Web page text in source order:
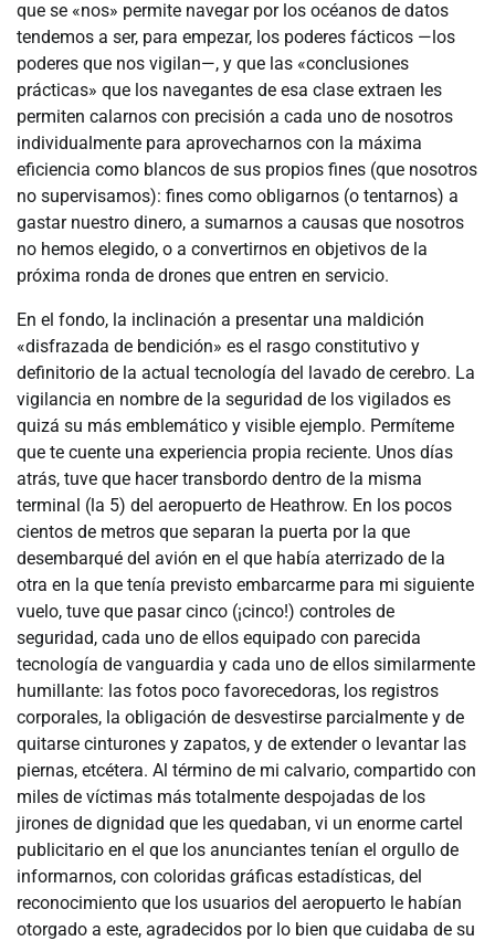
que se «nos» permite navegar por los océanos de datos
tendemos a ser, para empezar, los poderes fácticos —los
poderes que nos vigilan—, y que las «conclusiones
prácticas» que los navegantes de esa clase extraen les
permiten calarnos con precisión a cada uno de nosotros
individualmente para aprovecharnos con la máxima
eficiencia como blancos de sus propios fines (que nosotros
no supervisamos): fines como obligarnos (o tentarnos) a
gastar nuestro dinero, a sumarnos a causas que nosotros
no hemos elegido, o a convertirnos en objetivos de la
próxima ronda de drones que entren en servicio.
En el fondo, la inclinación a presentar una maldición
«disfrazada de bendición» es el rasgo constitutivo y
definitorio de la actual tecnología del lavado de cerebro. La
vigilancia en nombre de la seguridad de los vigilados es
quizá su más emblemático y visible ejemplo. Permíteme
que te cuente una experiencia propia reciente. Unos días
atrás, tuve que hacer transbordo dentro de la misma
terminal (la 5) del aeropuerto de Heathrow. En los pocos
cientos de metros que separan la puerta por la que
desembarqué del avión en el que había aterrizado de la
otra en la que tenía previsto embarcarme para mi siguiente
vuelo, tuve que pasar cinco (¡cinco!) controles de
seguridad, cada uno de ellos equipado con parecida
tecnología de vanguardia y cada uno de ellos similarmente
humillante: las fotos poco favorecedoras, los registros
corporales, la obligación de desvestirse parcialmente y de
quitarse cinturones y zapatos, y de extender o levantar las
piernas, etcétera. Al término de mi calvario, compartido con
miles de víctimas más totalmente despojadas de los
jirones de dignidad que les quedaban, vi un enorme cartel
publicitario en el que los anunciantes tenían el orgullo de
informarnos, con coloridas gráficas estadísticas, del
reconocimiento que los usuarios del aeropuerto le habían
otorgado a este, agradecidos por lo bien que cuidaba de su